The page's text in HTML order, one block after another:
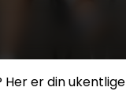
Her er din